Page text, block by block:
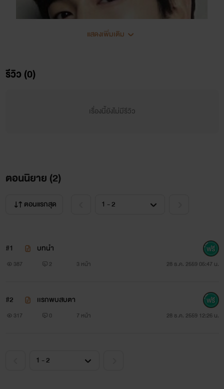
แสดงเพิ่มเติม
รีวิว (0)
เรื่องนี้ยังไม่มีรีวิว
ตอนนิยาย (2)
ตอนแรกสุด
#1 บทนำ
387 2 3 หน้า 28 ธ.ค. 2559 05:47 น.
#2 เเรกพบสบตา
317 0 7 หน้า 28 ธ.ค. 2559 12:26 น.